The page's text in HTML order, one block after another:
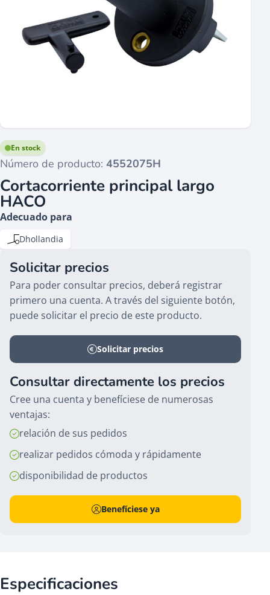
Número de producto: 4552075H
En stock
Cortacorriente principal largo
HACO
Adecuado para
Dhollandia
Solicitar precios
Para poder consultar precios, deberá registrar
primero una cuenta. A través del siguiente botón,
puede solicitar el precio de este producto.
Solicitar precios
Consultar directamente los precios
Cree una cuenta y benefíciese de numerosas
ventajas:
relación de sus pedidos
realizar pedidos cómoda y rápidamente
disponibilidad de productos
Benefíciese ya
Especificaciones